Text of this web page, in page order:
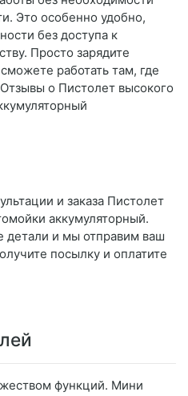
Это особенно удобно,
без доступа к
Просто зарядите
работать там, где
о Пистолет высокого
и заказа Пистолет
аккумуляторный.
детали и мы отправим ваш
посылку и оплатите
функций. Мини